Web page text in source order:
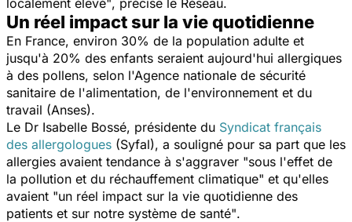
Un réel impact sur la vie quotidienne
En France, environ 30% de la population adulte et
jusqu'à 20% des enfants seraient aujourd'hui allergiques
à des pollens, selon l'Agence nationale de sécurité
sanitaire de l'alimentation, de l'environnement et du
travail (Anses).
Le Dr Isabelle Bossé, présidente du Syndicat français
des allergologues (Syfal), a souligné pour sa part que les
allergies avaient tendance à s'aggraver "sous l'effet de
la pollution et du réchauffement climatique" et qu'elles
avaient "un réel impact sur la vie quotidienne des
patients et sur notre système de santé".